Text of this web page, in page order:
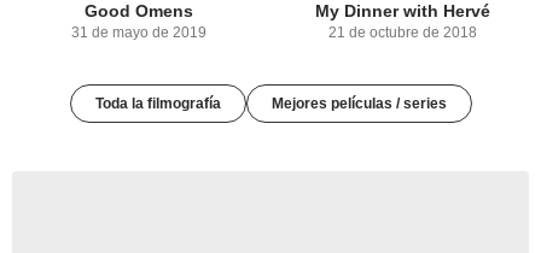
Good Omens
31 de mayo de 2019
My Dinner with Hervé
21 de octubre de 2018
Toda la filmografía Mejores películas / series